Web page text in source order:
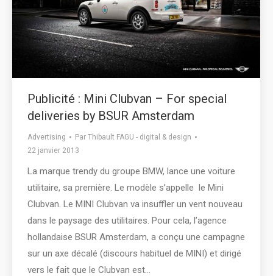
Publicité : Mini Clubvan – For special
deliveries by BSUR Amsterdam
Advertising Par Thibault FAGU - digital & design
22 janvier 2013
La marque trendy du groupe BMW, lance une voiture
utilitaire, sa première. Le modèle s’appelle le Mini
Clubvan. Le MINI Clubvan va insuffler un vent nouveau
dans le paysage des utilitaires. Pour cela, l’agence
hollandaise BSUR Amsterdam, a conçu une campagne
sur un axe décalé (discours habituel de MINI) et dirigé
vers le fait que le Clubvan est…